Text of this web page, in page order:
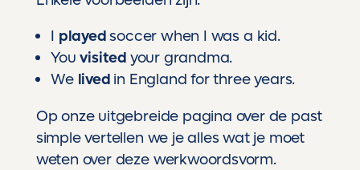
I playedsoccer when I was a kid.
Youvisited your grandma.
We lived in England for three years.
Oponze uitgebreide pagina over de past
simplevertellen we je alles wat je moet
weten over deze werkwoordsvorm.